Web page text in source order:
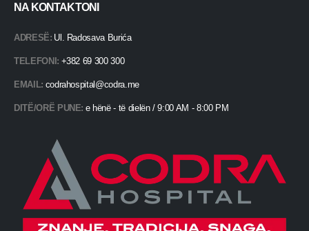
NA KONTAKTONI
ADRESË: Ul. Radosava Burića
TELEFONI: +382 69 300 300
EMAIL: codrahospital@codra.me
DITË/ORË PUNE: e hënë - të dielën / 9:00 AM - 8:00 PM